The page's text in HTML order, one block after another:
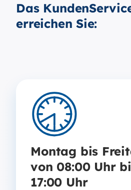
Das
erreichen Sie:
Montag bis
von 08:00 Uhr
17:00 Uhr